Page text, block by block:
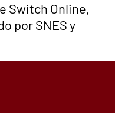
Switch Online,
por SNES y